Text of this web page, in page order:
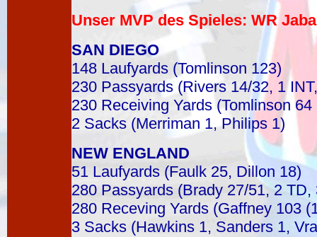
Unser MVP des Spieles: WR
SAN DIEGO
148 Laufyards (Tomlinson 123)
230 Passyards (Rivers 14/32, 1
230 Receiving Yards (Tomlinson
2 Sacks (Merriman 1, Philips 1)
NEW ENGLAND
51 Laufyards (Faulk 25, Dillon 18)
280 Passyards (Brady 27/51, 2
280 Receving Yards (Gaffney 103
3 Sacks (Hawkins 1, Sanders 1,